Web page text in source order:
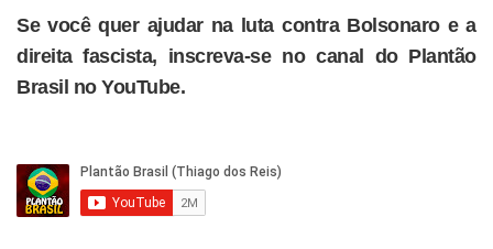
Se você quer ajudar na luta contra Bolsonaro e a
direita fascista, inscreva-se no canal do Plantão
Brasil no YouTube.